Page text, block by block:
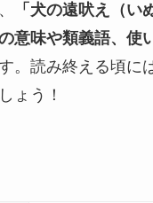
「犬の遠吠え（い
意味や類義語、使
。読み終える頃に
ょう！